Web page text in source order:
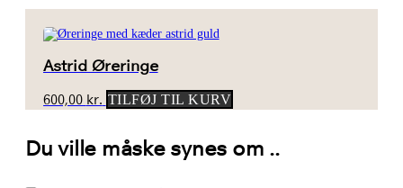
Astrid Øreringe
600,00 kr. TILFØJ TIL KURV
Du ville måske synes om ..